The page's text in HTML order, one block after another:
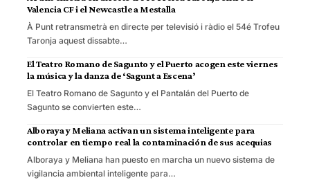
Valencia CF i el Newcastle a Mestalla
À Punt retransmetrà en directe per televisió i ràdio el 54é Trofeu
Taronja aquest dissabte…
El Teatro Romano de Sagunto y el Puerto acogen este viernes
la música y la danza de ‘Sagunt a Escena’
El Teatro Romano de Sagunto y el Pantalán del Puerto de
Sagunto se convierten este…
Alboraya y Meliana activan un sistema inteligente para
controlar en tiempo real la contaminación de sus acequias
Alboraya y Meliana han puesto en marcha un nuevo sistema de
vigilancia ambiental inteligente para…